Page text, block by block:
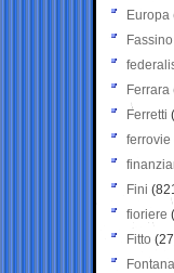
Europa
Fassino
Ferrara
Ferretti
ferrovie
Fini
fioriere
Fitto